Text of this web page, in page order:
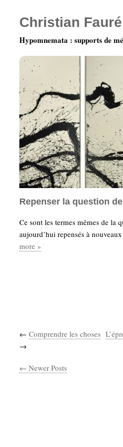
Repenser la question
Ce sont les termes mêmes de la
aujourd’hui repensés à
more »
← Comprendre les choses
→
← Newer Posts
Christian Fauré
Hypomnemata : supports de